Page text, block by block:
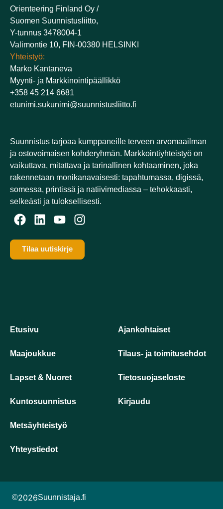
Orienteering Finland Oy /
Suomen Suunnistusliitto,
Y-tunnus 3478004-1
Valimontie 10, FIN-00380 HELSINKI
Yhteistyö:
Marko Kantaneva
Myynti- ja Markkinointipäällikkö
+358 45 214 6681
etunimi.sukunimi@suunnistusliitto.fi
Suunnistus tarjoaa kumppaneille terveen arvomaailman
ja ostovoimaisen kohderyhmän. Markkointiyhteistyö on
vaikuttava, mitattava ja tarinallinen kohtaaminen, joka
rakennetaan monikanavaisesti: tapahtumassa, digissä,
somessa, printissä ja natiivimediassa – tehokkaasti,
selkeästi ja tuloksellisesti.​
Tilaa uutiskirje
Etusivu
Maajoukkue
Lapset & Nuoret
Kuntosuunnistus
Metsäyhteistyö
Yhteystiedot
Ajankohtaiset
Tilaus- ja toimitusehdot
Tietosuojaseloste
Kirjaudu
©2026Suunnistaja.fi